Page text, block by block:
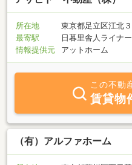
す。・共通の目標や価値観：共
る価値観に基づいて行動するこ
えます。ワングループでは、『
所在地
東京都足立区江北
最寄駅
日暮里舎人ライナ
情報提供元
アットホーム
この不動
賃貸物
（有）アルファホーム